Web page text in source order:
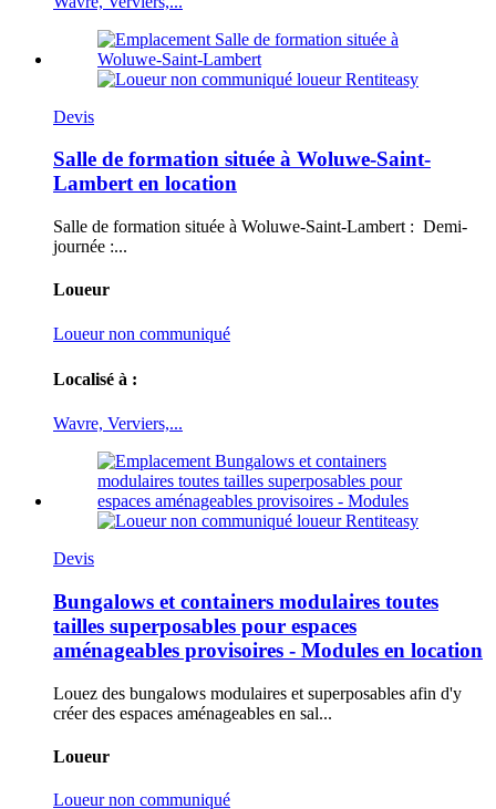
Devis
Salle de formation située à Woluwe-Saint-
Lambert en location
Salle de formation située à Woluwe-Saint-Lambert : Demi-
journée :...
Loueur
Loueur non communiqué
Localisé à :
Wavre, Verviers,...
Devis
Bungalows et containers modulaires toutes
tailles superposables pour espaces
aménageables provisoires - Modules en location
Louez des bungalows modulaires et superposables afin d'y
créer des espaces aménageables en sal...
Loueur
Loueur non communiqué